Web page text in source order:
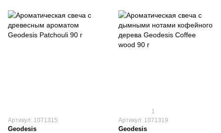
Артикул: 1071315
Geodesis
1
Артикул: 1071319
Geodesis